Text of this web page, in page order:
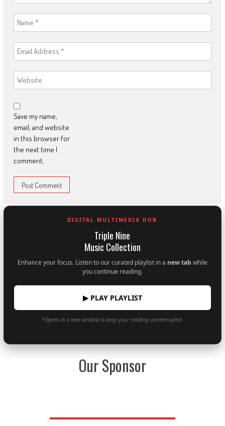
Save my name,
email, and website
in this browser for
the next time I
comment.
DIGITAL MULTIMEDIA HUB
Triple Nine
Music Collection
Enhance your focus. Listen to our curated playlist in a new tab while
you continue reading.
▶ PLAY PLAYLIST
*Opens in a new window to keep your reading uninterrupted.
Our Sponsor